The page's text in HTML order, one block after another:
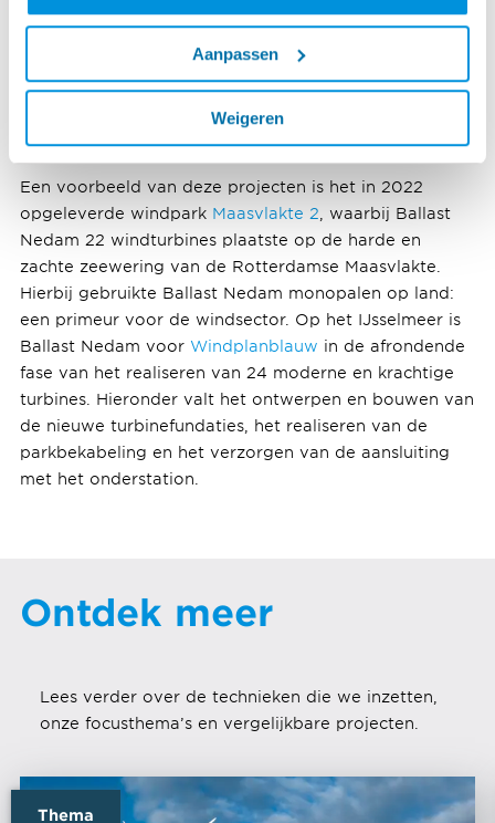
Aanpassen
Weigeren
uitbreiden: zowel nationaal als internationaal. Met
meer projecten in duurzame energie en met het
bundelen van krachten met andere partijen uit de
markt, wil Ballast Nedam verdere stappen zetten om
Een voorbeeld van deze projecten is het in 2022
opgeleverde windpark Maasvlakte 2, waarbij Ballast
Nedam 22 windturbines plaatste op de harde en
zachte zeewering van de Rotterdamse Maasvlakte.
Hierbij gebruikte Ballast Nedam monopalen op land:
een primeur voor de windsector. Op het IJsselmeer is
Ballast Nedam voor Windplanblauw in de afrondende
fase van het realiseren van 24 moderne en krachtige
turbines. Hieronder valt het ontwerpen en bouwen van
de nieuwe turbinefundaties, het realiseren van de
parkbekabeling en het verzorgen van de aansluiting
met het onderstation.
Ontdek meer
Lees verder over de technieken die we inzetten,
onze focusthema’s en vergelijkbare projecten.
Thema